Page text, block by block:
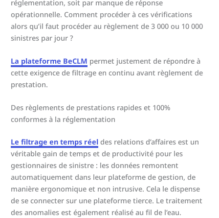
réglementation, soit par manque de réponse
opérationnelle. Comment procéder à ces vérifications
alors qu’il faut procéder au règlement de 3 000 ou 10 000
sinistres par jour ?
La plateforme BeCLM permet justement de répondre à
cette exigence de filtrage en continu avant règlement de
prestation.
Des règlements de prestations rapides et 100%
conformes à la réglementation
Le filtrage en temps réel des relations d’affaires est un
véritable gain de temps et de productivité pour les
gestionnaires de sinistre : les données remontent
automatiquement dans leur plateforme de gestion, de
manière ergonomique et non intrusive. Cela le dispense
de se connecter sur une plateforme tierce. Le traitement
des anomalies est également réalisé au fil de l’eau.